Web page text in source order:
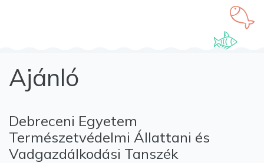
Ajánló
Debreceni Egyetem
Természetvédelmi Állattani és
Vadgazdálkodási Tanszék